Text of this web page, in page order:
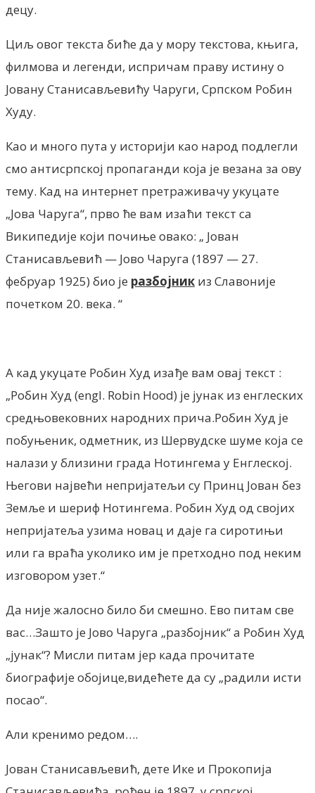
децу.
Циљ овог текста биће да у мору текстова, књига,
филмова и легенди, испричам праву истину о
Јовану Станисављевићу Чаруги, Српском Робин
Худу.
Као и много пута у историји као народ подлегли
смо антисрпској пропаганди која је везана за ову
тему. Кад на интернет претраживачу укуцате
„Јова Чаруга“, прво ће вам изаћи текст са
Википедије који почиње овако: „ Јован
Станисављевић — Јово Чаруга (1897 — 27.
фебруар 1925) био је разбојник из Славоније
почетком 20. века. “
А кад укуцате Робин Худ изађе вам овај текст :
„Робин Худ (engl. Robin Hood) је јунак из енглеских
средњовековних народних прича.Робин Худ је
побуњеник, одметник, из Шервудске шуме која се
налази у близини града Нотингема у Енглеској.
Његови највећи непријатељи су Принц Јован без
Земље и шериф Нотингема. Робин Худ од својих
непријатеља узима новац и даје га сиротињи
или га враћа уколико им је претходно под неким
изговором узет.“
Да није жалосно било би смешно. Ево питам све
вас…Зашто је Јово Чаруга „разбојник“ а Робин Худ
„јунак“? Мисли питам јер када прочитате
биографије обојице,видећете да су „радили исти
посао“.
Али кренимо редом….
Јован Станисављевић, дете Ике и Прокопија